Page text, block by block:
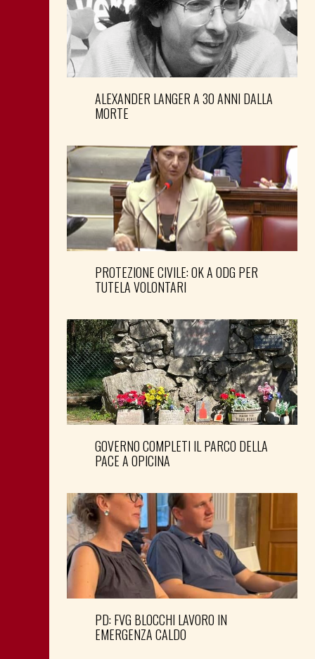
ALEXANDER LANGER A 30 ANNI DALLA
MORTE
PROTEZIONE CIVILE: OK A ODG PER
TUTELA VOLONTARI
GOVERNO COMPLETI IL PARCO DELLA
PACE A OPICINA
PD: FVG BLOCCHI LAVORO IN
EMERGENZA CALDO